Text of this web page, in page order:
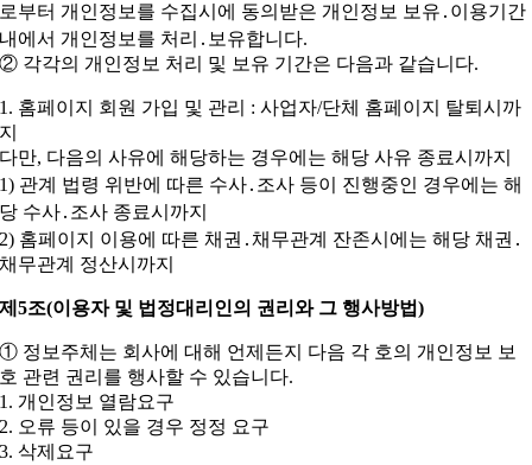
로부터 개인정보를 수집시에 동의받은 개인정보 보유․이용기간
내에서 개인정보를 처리․보유합니다.
② 각각의 개인정보 처리 및 보유 기간은 다음과 같습니다.
1. 홈페이지 회원 가입 및 관리 : 사업자/단체 홈페이지 탈퇴시까
지
다만, 다음의 사유에 해당하는 경우에는 해당 사유 종료시까지
1) 관계 법령 위반에 따른 수사․조사 등이 진행중인 경우에는 해
당 수사․조사 종료시까지
2) 홈페이지 이용에 따른 채권․채무관계 잔존시에는 해당 채권․
채무관계 정산시까지
제5조(이용자 및 법정대리인의 권리와 그 행사방법)
① 정보주체는 회사에 대해 언제든지 다음 각 호의 개인정보 보
호 관련 권리를 행사할 수 있습니다.
1. 개인정보 열람요구
2. 오류 등이 있을 경우 정정 요구
3. 삭제요구